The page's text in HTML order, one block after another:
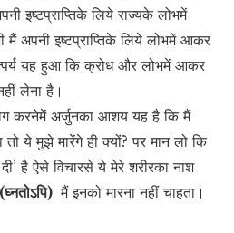
इष्टप्राप्तिके लिये राज्यके लोभमें
मैं अपनी इष्टप्राप्तिके लिये लोभमें आकर
यह हुआ कि क्रोध और लोभमें आकर
लेना है।
करनेमें अर्जुनका आशय यह है कि मैं
तो ये मुझे मारेंगे ही क्यों? पर मान लो कि
है ऐसे विचारसे ये मेरे शरीरका नाश
(घ्नतोऽपि) मैं इनको मारना नहीं चाहता।